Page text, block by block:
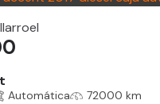
Automática 72000 km